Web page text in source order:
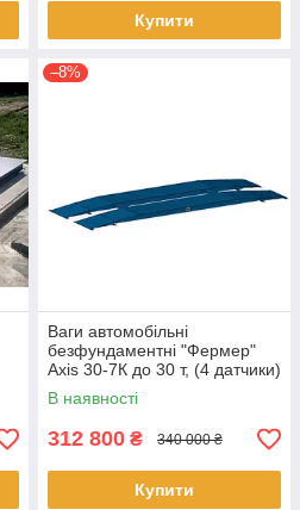
Купити
–8%
Ваги автомобільні
безфундаментні "Фермер"
Axis 30-7К до 30 т, (4 датчики)
практичні
В наявності
312 800 ₴ 340 000 ₴
Купити